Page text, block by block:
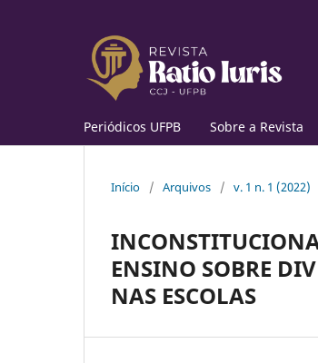
Periódicos UFPB Sobre a Revista
Início / Arquivos / v. 1 n. 1 (2022)
ENSINO SOBRE
NAS ESCOLAS